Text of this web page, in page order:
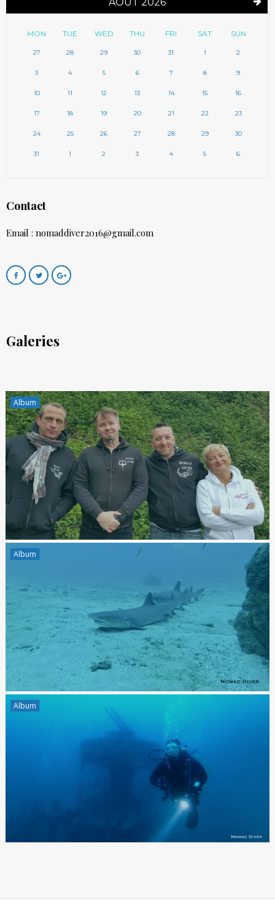
MON TUE WED THU FRI SAT SUN
27 28 29 30 31 1 2
3 4 5 6 7 8 9
10 11 12 13 14 15 16
17 18 19 20 21 22 23
24 25 26 27 28 29 30
31 1 2 3 4 5 6
Contact
Email : nomaddiver2016@gmail.com
Galeries
Album
Album
Album